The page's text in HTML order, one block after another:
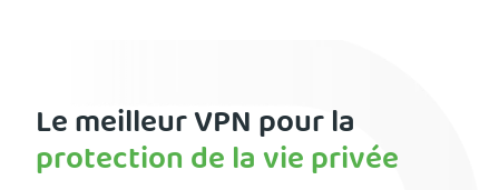
Le meilleur VPN pour la
protection de la vie privée